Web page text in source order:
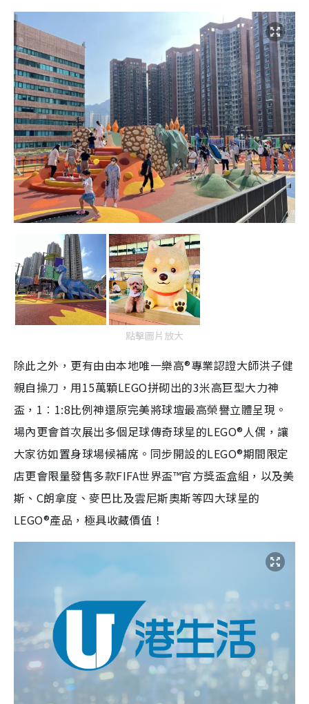
點擊圖片放大
除此之外，更有由由本地唯一樂高®專業認證大師洪子健
親自操刀，用15萬顆LEGO拼砌出的3米高巨型大力神
盃，1︰1:8比例神還原完美將球壇最高榮譽立體呈現。
場內更會首次展出多個足球傳奇球星的LEGO®人偶，讓
大家彷如置身球場候補席。同步開設的LEGO®期間限定
店更會限量發售多款FIFA世界盃™官方獎盃盒組，以及美
斯、C朗拿度、麥巴比及雲尼斯奧斯等四大球星的
LEGO®產品，極具收藏價值！